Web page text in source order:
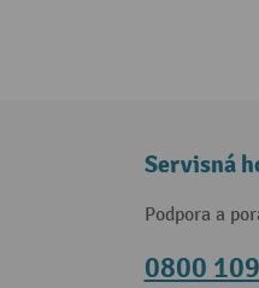
Servisná
Podpora a
0800